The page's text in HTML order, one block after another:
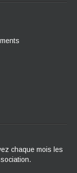
chaque mois les